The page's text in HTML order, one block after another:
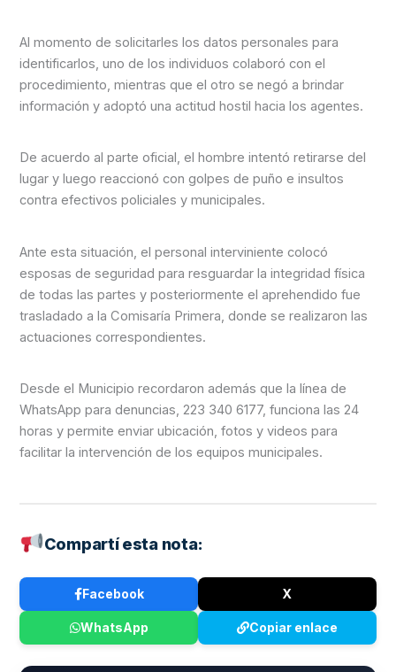
Al momento de solicitarles los datos personales para
identificarlos, uno de los individuos colaboró con el
procedimiento, mientras que el otro se negó a brindar
información y adoptó una actitud hostil hacia los agentes.
De acuerdo al parte oficial, el hombre intentó retirarse del
lugar y luego reaccionó con golpes de puño e insultos
contra efectivos policiales y municipales.
Ante esta situación, el personal interviniente colocó
esposas de seguridad para resguardar la integridad física
de todas las partes y posteriormente el aprehendido fue
trasladado a la Comisaría Primera, donde se realizaron las
actuaciones correspondientes.
Desde el Municipio recordaron además que la línea de
WhatsApp para denuncias, 223 340 6177, funciona las 24
horas y permite enviar ubicación, fotos y videos para
facilitar la intervención de los equipos municipales.
Compartí esta nota:
Facebook X
WhatsApp Copiar enlace